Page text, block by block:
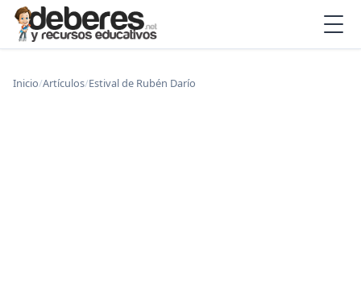
Inicio/Artículos/Estival de Rubén Darío